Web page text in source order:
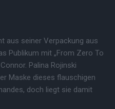
aus seiner Verpackung aus
Publikum mit „From Zero To
Palina Rojinski
Maske dieses flauschigen
doch liegt sie damit